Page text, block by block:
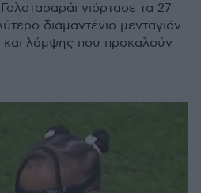
γιόρτασε τα 27
διαμαντένιο μενταγιόν
και λάμψης που προκαλούν